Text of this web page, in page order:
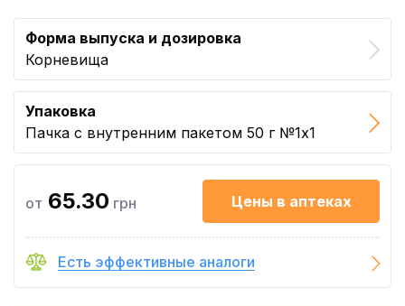
Форма выпуска и дозировка
Корневища
Упаковка
Пачка с внутренним пакетом 50 г №1x1
от 65.30 грн Цены в аптеках
Есть эффективные аналоги